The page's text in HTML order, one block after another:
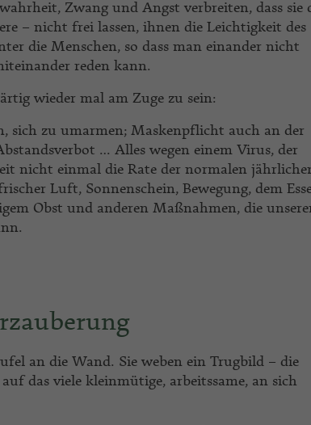
Zwang und Angst verbreiten, dass sie
– nicht frei lassen, ihnen die Leichtigkeit des
die Menschen, so dass man einander nicht
reden kann.
wieder mal am Zuge zu sein:
sich zu umarmen; Maskenpflicht auch an der
… Alles wegen einem Virus, der
nicht einmal die Rate der normalen
Luft, Sonnenschein, Bewegung, dem
Obst und anderen Maßnahmen, die
an die Wand. Sie weben ein Trugbild – die
auf das viele kleinmütige, arbeitssame, an sich